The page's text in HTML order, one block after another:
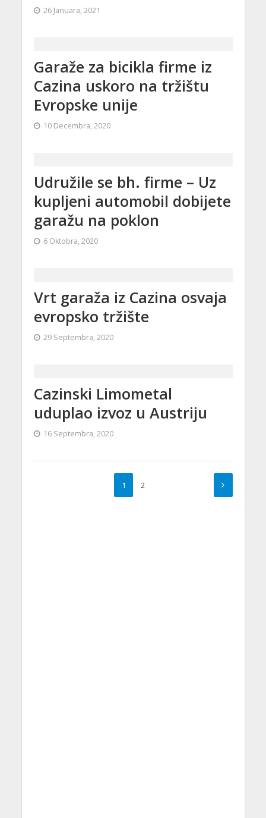
26 Januara, 2021
Garaže za bicikla firme iz
Cazina uskoro na tržištu
Evropske unije
10 Decembra, 2020
Udružile se bh. firme – Uz
kupljeni automobil dobijete
garažu na poklon
6 Oktobra, 2020
Vrt garaža iz Cazina osvaja
evropsko tržište
29 Septembra, 2020
Cazinski Limometal
uduplao izvoz u Austriju
16 Septembra, 2020
1 2